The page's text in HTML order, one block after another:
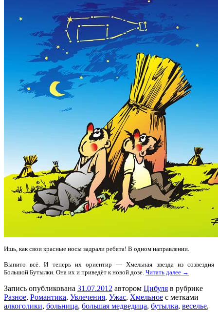
Ишь, как свои красные носы задрали ребята! В одном направлении.
Выпито всё. И теперь их ориентир — Хмельная звезда из созвездия
Большой Бутылки. Она их и приведёт к новой дозе. Читать далее →
Запись опубликована 31.07.2012 автором Цибуля в рубрике
Разное, Романтика, Увлечения, Ужас, Хмельное с метками
алкоголики, больница, большая медведица, бутылка, веселье,